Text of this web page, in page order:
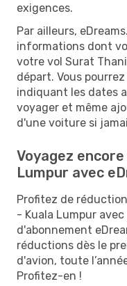
exigences.
Par ailleurs,
informations dont
votre vol Surat
départ. Vous
indiquant les dates
voyager et même
d'une voiture si
Voyagez
Lumpur avec
Profitez de
- Kuala Lumpur
d'abonnement
réductions dès le
d'avion, toute
Profitez-en !